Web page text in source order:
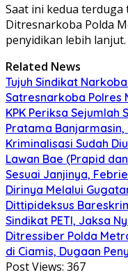
Saat ini kedua
Ditresnarkoba Polda
penyidikan lebih lanjut.
Related News
Tujuh Sindikat
Satresnarkoba
KPK Periksa Sejumlah
Pratama
Kriminalisasi Sudah
Lawan Bae (Prapid
Sesuai Janjinya,
Dirinya Melalui
Dittipideksus
Sindikat PETI, Jaksa
Ditressiber Polda
di Ciamis, Dugaan
Post Views: 367